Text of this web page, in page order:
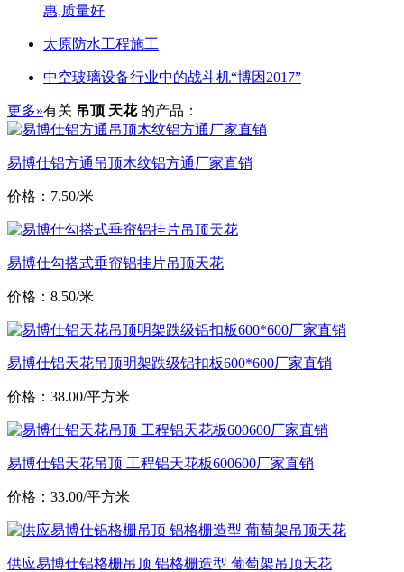
惠,质量好
太原防水工程施工
中空玻璃设备行业中的战斗机“博因2017”
更多»有关 吊顶 天花 的产品：
易博仕铝方通吊顶木纹铝方通厂家直销
价格：7.50/米
易博仕勾搭式垂帘铝挂片吊顶天花
价格：8.50/米
易博仕铝天花吊顶明架跌级铝扣板600*600厂家直销
价格：38.00/平方米
易博仕铝天花吊顶 工程铝天花板600600厂家直销
价格：33.00/平方米
供应易博仕铝格栅吊顶 铝格栅造型 葡萄架吊顶天花